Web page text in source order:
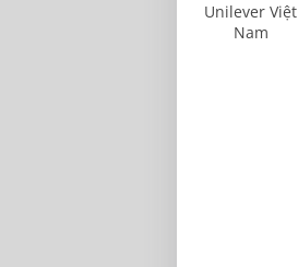
Unilever Việt
Nam